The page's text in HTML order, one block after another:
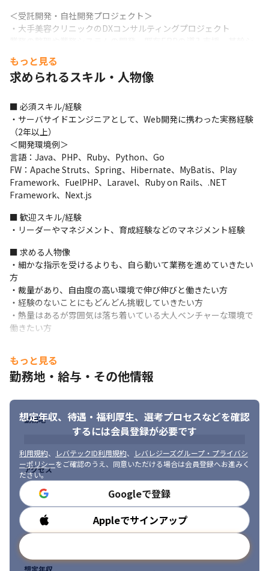
＜受託開発・自社開発プロジェクト＞
・大手美容クリニックのDXコンサルティングプロジェクト
・有名IPスマートフォンゲームの開発/運用プロジェクト
コンテンツの運用、新規タイトルの企画・開発支援を行います。
サービスの設計やシステムの開発を行います。
※上記のプロジェクトが現在進行中です
＜体制＞
・クライアント先のメンバー含む、15～30名程度の規模のプロジ
ェクトに参画し、業務を行います
・プライム案件の場合には、当社のメンバーがプロジェクトリー
ダーとして指示を行います
・参画期間は半年から1年ほどが多く、定期的に案件を入れ替えて
スキルアップできる体制にしています
＜業務の進め方＞
・プロジェクトにより多少時間や頻度は異なりますが、Google
Meetをはじめとしたオンライン会議ツールを使ってミーティング
を行い、タスクやスケジュールの確認を行っています
・タスク管理にはBacklogをはじめとしたツールを用いています
（プロジェクトにより使うツールが変わる可能性があります）
＜入社後の流れ＞
・プロジェクトに参画後は、OJTでプロジェクト内のメンバーか
※今後、研修を用意していく予定です
■ この仕事の面白み、魅力
で経験を積めます
・クライアントの課題解決や希望をプロとして叶え、自身のスキ
ルも向上できます
業としてのビジネス視点をもって、プロジェクトに取り組めます
もっと見る
求められるスキル・人物像
■ 必須スキル/経験
・サーバサイドエンジニアとして、Web開発に携わった実務経験
（2年以上）
＜開発環境例＞
言語：Java、PHP、Ruby、Python、Go
FW：Apache Struts、Spring、Hibernate、MyBatis、Play
Framework、FuelPHP、Laravel、Ruby on Rails、.NET
Framework、Next.js
■ 歓迎スキル/経験
・リーダーやマネジメント、育成経験などのマネジメント経験
■ 求める人物像
・細かな指示を受けるよりも、自ら動いて業務を進めていきたい
方
・裁量があり、自由度の高い環境で伸び伸びと働きたい方
・経験のないことにもどんどん挑戦していきたい方
・熱量はあるが雰囲気は落ち着いている大人ベンチャーな環境で
働きたい方
もっと見る
勤務地・給与・その他情報
想定年収、待遇・福利厚生、 選考プロセスなどを確認
するには会員登録が必要です
利用規約、 レバテックID利用規約、
レバレジーズグループ・プライバシ
ーポリシーをご確認のうえ、同意いただける場合は会員登録へお進みく
ださい。
Googleで登録
Appleでサインアップ
勤務地
アクセス
勤務時間
想定年収